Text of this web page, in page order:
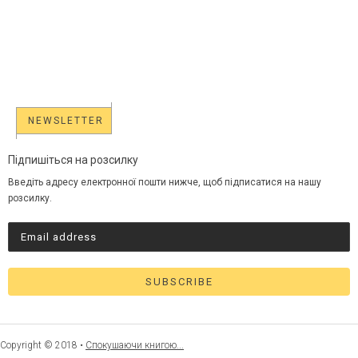
NEWSLETTER
Підпишіться на розсилку
Введіть адресу електронної пошти нижче, щоб підписатися на нашу
розсилку.
Copyright © 2018 • Спокушаючи книгою...